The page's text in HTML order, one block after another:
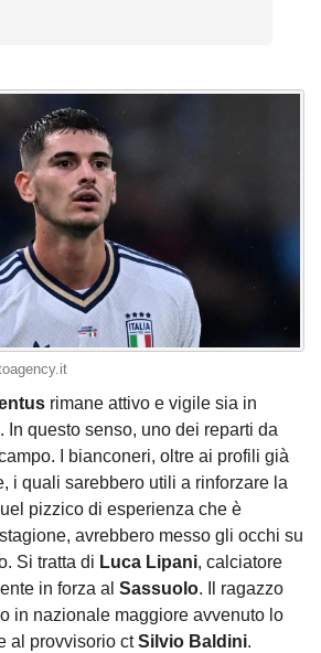
rimane attivo e vigile sia in
In questo senso, uno dei reparti da
I bianconeri, oltre ai profili già
i quali sarebbero utili a rinforzare la
pizzico di esperienza che è
avrebbero messo gli occhi su
Si tratta di Luca Lipani, calciatore
in forza al Sassuolo. Il ragazzo
in nazionale maggiore avvenuto lo
al provvisorio ctSilvio Baldini.